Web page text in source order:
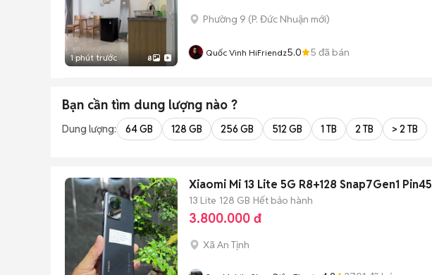
1 phút trước 8
Phường 9 (P. Đức Nhuận mới)
Quốc Vinh HiFriendz5.0 5 đã bán
Bạn cần tìm dung lượng nào ?
Dung lượng: 64 GB 128 GB 256 GB 512 GB 1 TB 2 TB > 2 TB
Xiaomi Mi 13 Lite 5G R8+128 Snap7Gen1
13 Lite 128 GB Hết bảo hành
3.800.000 đ
Xã An Tịnh